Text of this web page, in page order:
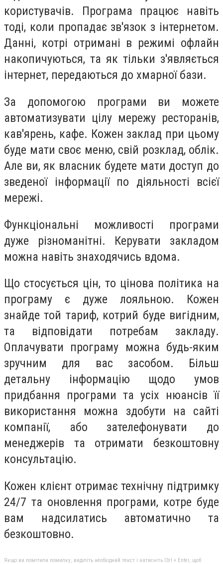
користувачів. Програма працює навіть
тоді, коли пропадає зв'язок з інтернетом.
Данні, котрі отримані в режимі офлайн
накопичуються, та як тільки з'являється
інтернет, передаються до хмарної бази.
За допомогою програми ви можете
автоматизувати цілу мережу ресторанів,
кав'ярень, кафе. Кожен заклад при цьому
буде мати своє меню, свій розклад, облік.
Але ви, як власник будете мати доступ до
зведеної інформації по діяльності всієї
мережі.
Функціональні можливості програми
дуже різноманітні. Керувати закладом
можна навіть знаходячись вдома.
Що стосується цін, то цінова політика на
програму є дуже лояльною. Кожен
знайде той тариф, котрий буде вигідним,
та відповідати потребам закладу.
Оплачувати програму можна будь-яким
зручним для вас засобом. Більш
детальну інформацію щодо умов
придбання програми та усіх нюансів її
використання можна здобути на сайті
компанії, або зателефонувати до
менеджерів та отримати безкоштовну
консультацію.
Кожен клієнт отримає технічну підтримку
24/7 та оновлення програми, котре буде
вам надсилатись автоматично та
безкоштовно.
Якщо ви помітили помилку, виділіть необхідний текст і натисніть Ctrl + Enter, щоб